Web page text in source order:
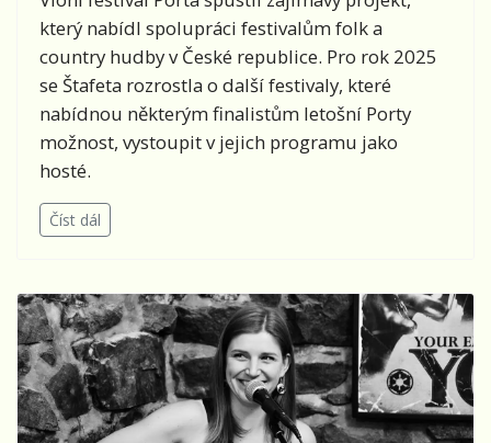
který nabídl spolupráci festivalům folk a
country hudby v České republice. Pro rok 2025
se Štafeta rozrostla o další festivaly, které
nabídnou některým finalistům letošní Porty
možnost, vystoupit v jejich programu jako
hosté.
Číst dál